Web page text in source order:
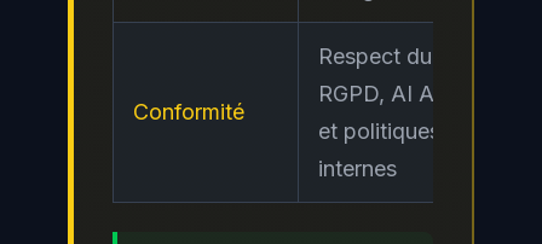
Conformité
Respect du
RGPD, AI Act
et politiques
internes